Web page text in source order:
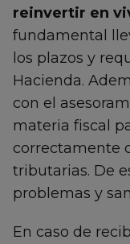
reinvertir en
fundamental
los plazos y
Hacienda.
con el
materia fiscal
correctamente
tributarias. De
problemas y
En caso de